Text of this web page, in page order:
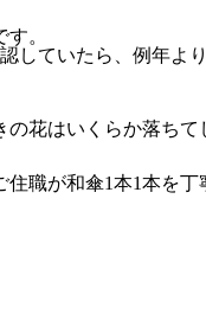
。
ていたら、例年
花はいくらか落ち
職が和傘1本1本を